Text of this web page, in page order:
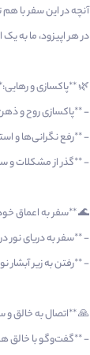
آنچه در این سفر با
در هر اپیزود، ما به
🌿 **پاکسازی و
- **پاکسازی روح و
- **رفع نگرانی‌ها و
- **گذر از مشکلات و
🌊 **سفر به اعماق
- **سفر به دریای نور
- **رفتن به زیر آبشار
🙏 **اتصال به خالق و
- **گفت‌وگو با خالق